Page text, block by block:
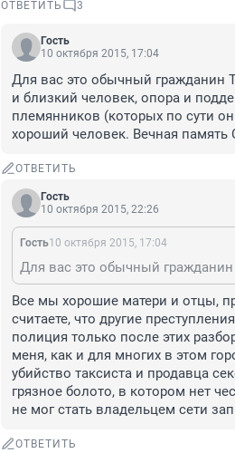
ОТВЕТИТЬ 3
Гость
10 октября 2015, 17:04
Для вас это обычный гражданин
и близкий человек, опора и
племянников (которых по сути
хороший человек. Вечная память
ОТВЕТИТЬ
Гость
10 октября 2015, 22:26
Гость10 октября 2015, 17:04
Все мы хорошие матери и отцы,
считаете, что другие
полиция только после этих
меня, как и для многих в этом
убийство таксиста и продавца
грязное болото, в котором нет
не мог стать владельцем сети
ОТВЕТИТЬ